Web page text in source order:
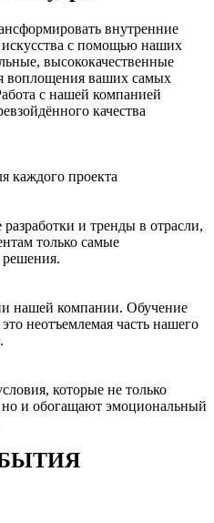
внутренние
искусства с помощью наших
высококачественные
воплощения ваших самых
с нашей компанией
качества
каждого проекта
и тренды в отрасли,
только самые
нашей компании. Обучение
неотъемлемая часть нашего
которые не только
но и обогащают эмоциональный